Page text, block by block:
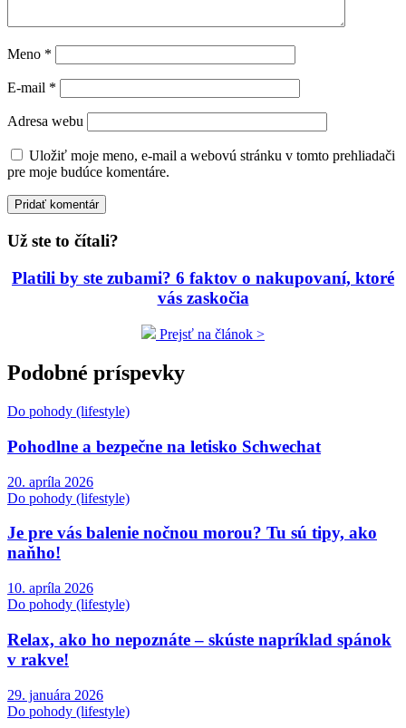
Meno *
E-mail *
Adresa webu
Uložiť moje meno, e-mail a webovú stránku v tomto prehliadači
pre moje budúce komentáre.
Už ste to čítali?
Platili by ste zubami? 6 faktov o nakupovaní, ktoré
vás zaskočia
Prejsť na článok >
Podobné príspevky
Do pohody (lifestyle)
Pohodlne a bezpečne na letisko Schwechat
20. apríla 2026
Do pohody (lifestyle)
Je pre vás balenie nočnou morou? Tu sú tipy, ako
naňho!
10. apríla 2026
Do pohody (lifestyle)
Relax, ako ho nepoznáte – skúste napríklad spánok
v rakve!
29. januára 2026
Do pohody (lifestyle)